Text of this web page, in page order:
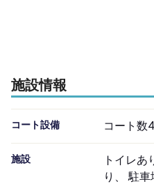
施設情報
コート設備 コート数
施設
トイレあ
り、 駐車